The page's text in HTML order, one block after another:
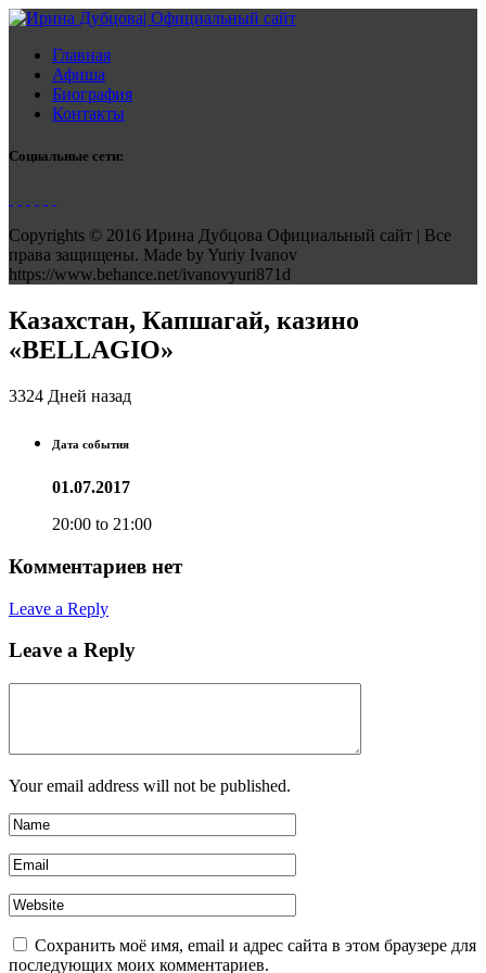
Главная
Афиша
Биография
Контакты
Социальные сети:
Copyrights © 2016 Ирина Дубцова Официальный сайт | Все
права защищены. Made by Yuriy Ivanov
https://www.behance.net/ivanovyuri871d
Казахстан, Капшагай, казино
«BELLAGIO»
3324 Дней назад
Дата события
01.07.2017
20:00 to 21:00
Комментариев нет
Leave a Reply
Leave a Reply
Your email address will not be published.
Сохранить моё имя, email и адрес сайта в этом браузере для
последующих моих комментариев.